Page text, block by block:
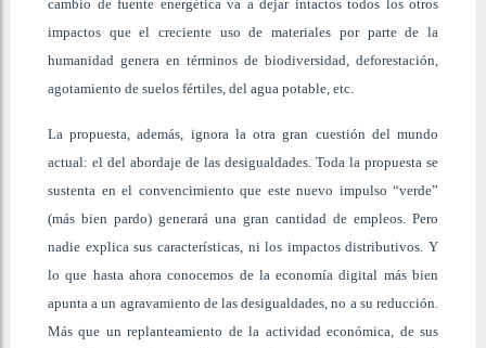
cambio de fuente energética va a dejar intactos todos los otros
impactos que el creciente uso de materiales por parte de la
humanidad genera en términos de biodiversidad, deforestación,
agotamiento de suelos fértiles, del agua potable, etc.
La propuesta, además, ignora la otra gran cuestión del mundo
actual: el del abordaje de las desigualdades. Toda la propuesta se
sustenta en el convencimiento que este nuevo impulso “verde”
(más bien pardo) generará una gran cantidad de empleos. Pero
nadie explica sus características, ni los impactos distributivos. Y
lo que hasta ahora conocemos de la economía digital más bien
apunta a un agravamiento de las desigualdades, no a su reducción.
Más que un replanteamiento de la actividad económica, de sus